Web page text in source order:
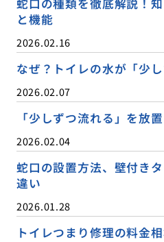
と機能
2026.02.16
なぜ？トイレの水が「少
2026.02.07
「少しずつ流れる」を放
2026.02.04
蛇口の設置方法、壁付き
違い
2026.01.28
トイレつまり修理の料金